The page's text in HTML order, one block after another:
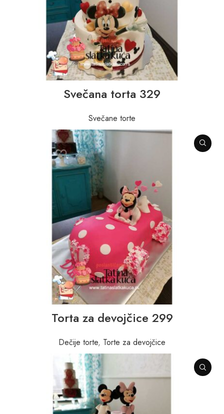
Svečana torta 329
Svečane torte
Torta za devojčice 299
Dečije torte, Torte za devojčice